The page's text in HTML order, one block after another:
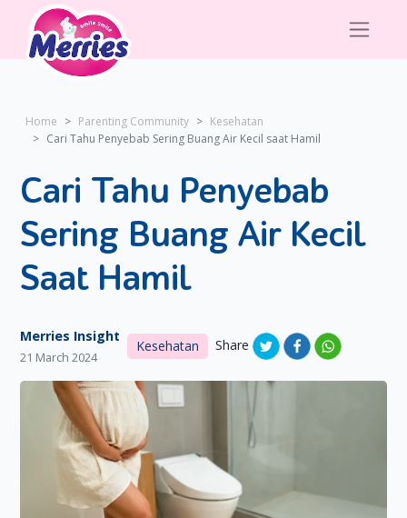
Home Parenting Community
Kesehatan
Cari Tahu Penyebab Sering Buang Air Kecil saat Hamil
Cari Tahu Penyebab
Sering Buang Air Kecil
Saat Hamil
Merries Insight
21 March 2024
Kesehatan Share